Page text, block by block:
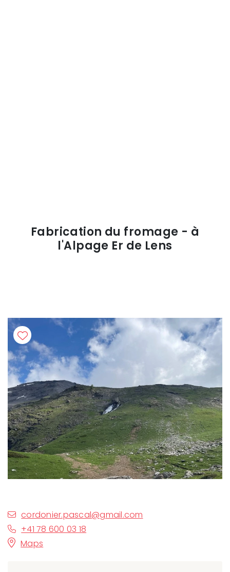
Fabrication du fromage - à
l'Alpage Er de Lens
cordonier.pascal@gmail.com
+41 78 600 03 18
Maps